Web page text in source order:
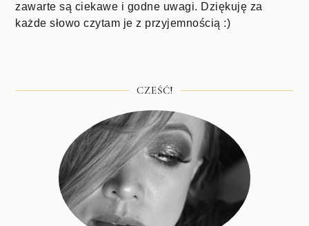
zawarte są ciekawe i godne uwagi. Dziękuję za
każde słowo czytam je z przyjemnością :)
CZEŚĆ!